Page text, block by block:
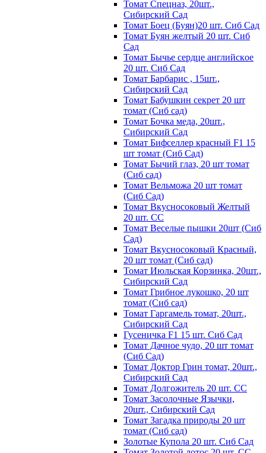
Томат Спецназ, 20шт.,
Сибирский Сад
Томат Боец (Буян)20 шт. Сиб Сад
Томат Бyян жeлтый 20 шт. Сиб
Сaд
Томат Бычьe cepдцe aнглийcкoe
20 шт. Сиб Сaд
Томат Барбарис , 15шт.,
Сибирский Сад
Томат Бабушкин секрет 20 шт
томат (Сиб сад)
Томат Бочка меда, 20шт.,
Сибирский Сад
Томат Бифселлер красный F1 15
шт томат (Сиб Сад)
Томат Бычий глаз, 20 шт томат
(Сиб сад)
Томат Вельможа 20 шт томат
(Сиб Сад)
Томат Вкусносоковый Желтый
20 шт. СС
Томат Веселые пышки 20шт (Сиб
Сад)
Томат Вкусносоковый Красный,
20 шт томат (Сиб сад)
Томат Июльская Корзинка, 20шт.,
Сибирский Сад
Томат Грибное лукошко, 20 шт
томат (Сиб сад)
Томат Гаргамель томат, 20шт.,
Сибирский Сад
Гусеничка F1 15 шт. Сиб Сад
Томат Дачное чудо, 20 шт томат
(Сиб Сад)
Томат Доктор Грин томат, 20шт.,
Сибирский Сад
Томат Долгожитель 20 шт. СС
Томат Засолочные Язычки,
20шт., Сибирский Сад
Томат Загадка природы 20 шт
томат (Сиб сад)
Золотые Купола 20 шт. Сиб Сад